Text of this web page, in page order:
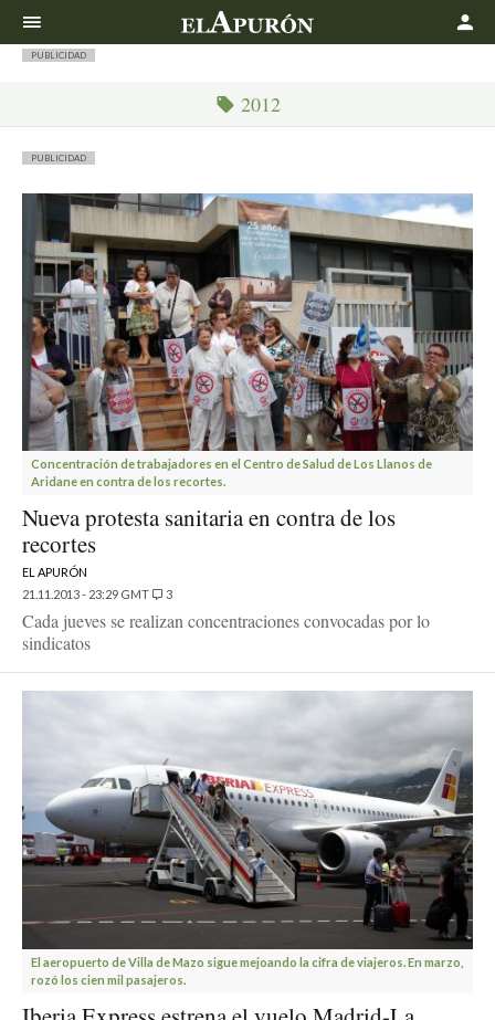
PUBLICIDAD
2012
PUBLICIDAD
Concentración de trabajadores en el Centro de Salud de Los Llanos de
Aridane en contra de los recortes.
Nueva protesta sanitaria en contra de los
recortes
EL APURÓN
21.11.2013 - 23:29 GMT
3
Cada jueves se realizan concentraciones convocadas por lo
sindicatos
El aeropuerto de Villa de Mazo sigue mejoando la cifra de viajeros. En marzo,
rozó los cien mil pasajeros.